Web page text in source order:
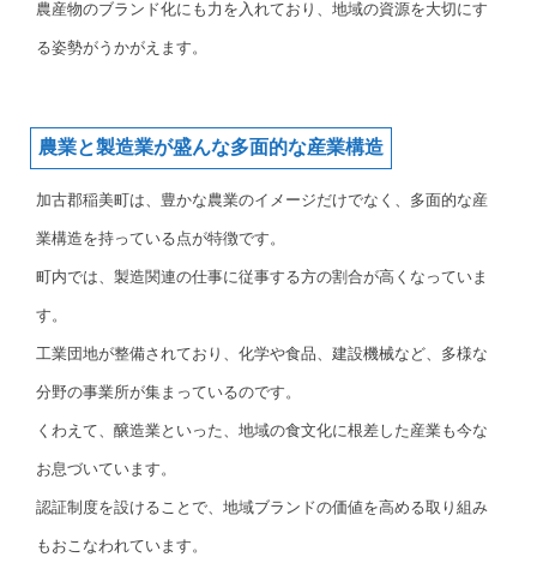
農産物のブランド化にも力を入れており、地域の資源を大切にす
る姿勢がうかがえます。
農業と製造業が盛んな多面的な産業構造
加古郡稲美町は、豊かな農業のイメージだけでなく、多面的な産
業構造を持っている点が特徴です。
町内では、製造関連の仕事に従事する方の割合が高くなっていま
す。
工業団地が整備されており、化学や食品、建設機械など、多様な
分野の事業所が集まっているのです。
くわえて、醸造業といった、地域の食文化に根差した産業も今な
お息づいています。
認証制度を設けることで、地域ブランドの価値を高める取り組み
もおこなわれています。